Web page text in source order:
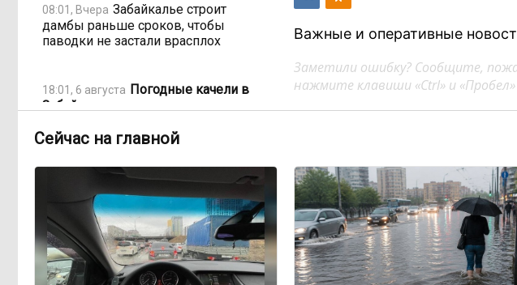
08:01, Вчера Забайкалье строит
дамбы раньше сроков, чтобы
паводки не застали врасплох
18:01, 6 августа Погодные качели в
Забайкалье: прогноз синоптиков на
16:58, 6 августа Консультанты
возглавили рейтинг самых
высокооплачиваемых подработок
за смену в ДФО
15:02, 6 августа
«Ждать некогда»:
жители подтопленного Угдана
Важные и оперативные
Заметили ошибку? Сообщите,
нажмите клавиши «Ctrl» и «Пробел»
Сейчас на главной